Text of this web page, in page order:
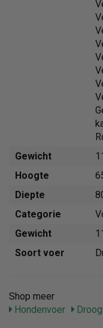
Gewicht
Hoogte
Diepte
Categorie
Gewicht
Soort voer
Shop meer
Hondenvoer